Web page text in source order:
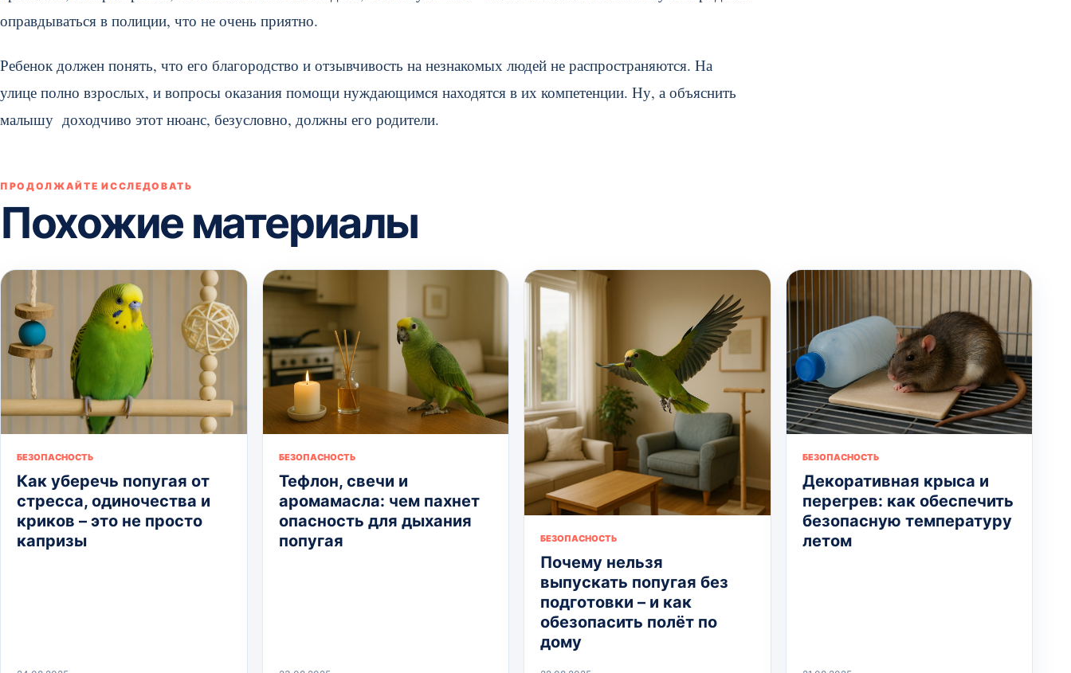
оправдываться в полиции, что не очень приятно.
Ребенок должен понять, что его благородство и отзывчивость на незнакомых людей не распространяются. На
улице полно взрослых, и вопросы оказания помощи нуждающимся находятся в их компетенции. Ну, а объяснить
малышу доходчиво этот нюанс, безусловно, должны его родители.
ПРОДОЛЖАЙТЕ ИССЛЕДОВАТЬ
Похожие материалы
БЕЗОПАСНОСТЬ
Как уберечь попугая от
стресса, одиночества и
криков – это не просто
капризы
БЕЗОПАСНОСТЬ
Тефлон, свечи и
аромамасла: чем пахнет
опасность для дыхания
попугая
БЕЗОПАСНОСТЬ
Почему нельзя
выпускать попугая без
подготовки – и как
обезопасить полёт по
дому
БЕЗОПАСНОСТЬ
Декоративная крыса и
перегрев: как обеспечить
безопасную температуру
летом